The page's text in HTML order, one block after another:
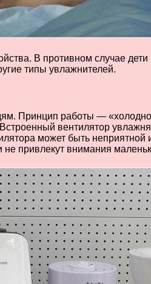
В противном случае
типы увлажнителей.
Принцип работы —
вентилятор
может быть
привлекут внимания